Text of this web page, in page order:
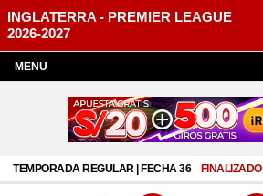
INGLATERRA - PREMIER LEAGUE
2026-2027
MENU
TEMPORADA REGULAR | FECHA 36 FINALIZADO